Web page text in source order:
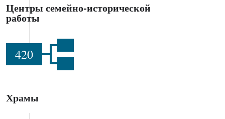
Центры семейно-исторической
работы
420
Храмы